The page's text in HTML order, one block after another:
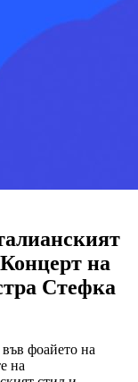
на
Стефка
фоайето на
на